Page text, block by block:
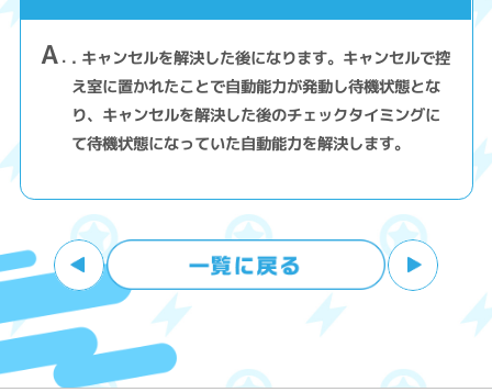
A . キャンセルを解決した後になります。キャンセルで控
え室に置かれたことで自動能力が発動し待機状態とな
り、キャンセルを解決した後のチェックタイミングに
て待機状態になっていた自動能力を解決します。